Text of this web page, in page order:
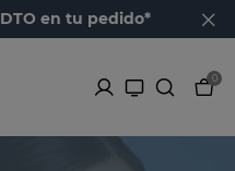
DTO en tu pedido*
0